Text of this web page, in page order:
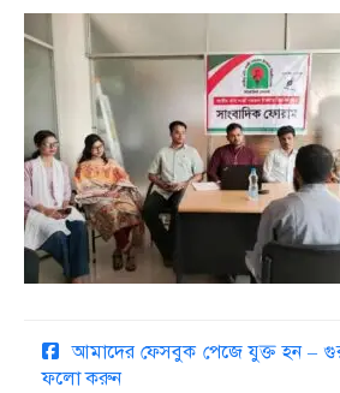
আমাদের ফেসবুক পেজে যুক্ত হন –
ফলো করুন